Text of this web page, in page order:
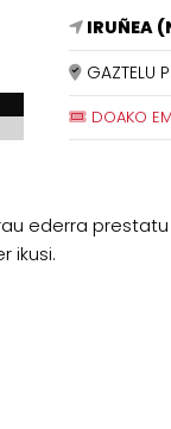
IRUÑEA
GAZTELU
DOAKO
ederra
ikusi.